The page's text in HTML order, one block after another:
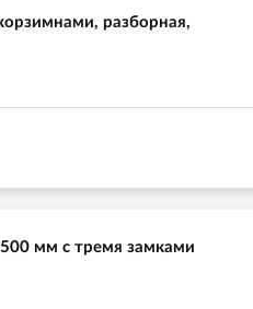
разборная,
мм с тремя замками